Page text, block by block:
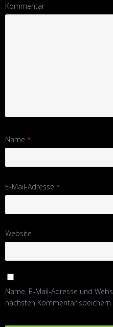
Kommentar
Name *
E-Mail-Adresse *
Website
Name, E-Mail-Adresse und
nächsten Kommentar speichern.